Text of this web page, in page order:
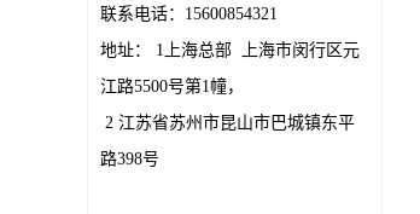
联系电话：15600854321
地址： 1上海总部 上海市闵行区元
江路5500号第1幢，
2 江苏省苏州市昆山市巴城镇东平
路398号